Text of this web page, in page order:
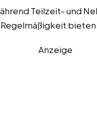
Teilzeit- und
bieten.
Anzeige